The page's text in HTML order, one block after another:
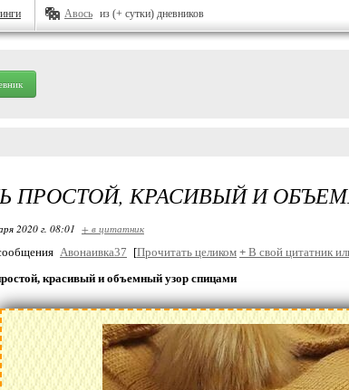
Авось из (+ сутки) дневников
ПРОСТОЙ, КРАСИВЫЙ И
2020 г. 08:01 + в цитатник
Авонаивка37 [Прочитать целиком + В свой цитатник
красивый и объемный узор спицами